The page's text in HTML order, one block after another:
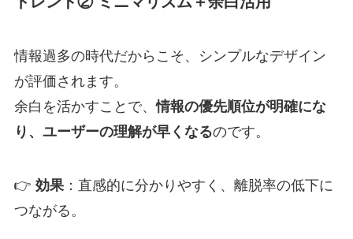
情報過多の時代だからこそ、シンプルなデザイン
が評価されます。
余白を活かすことで、情報の優先順位が明確にな
り、ユーザーの理解が早くなるのです。
👉 効果：直感的に分かりやすく、離脱率の低下に
つながる。